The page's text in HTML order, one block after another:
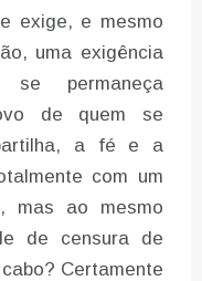
exige, e mesmo
uma exigência
se permaneça
de quem se
a fé e a
com um
mas ao mesmo
de censura de
Certamente